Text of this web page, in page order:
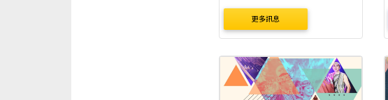
更多訊息